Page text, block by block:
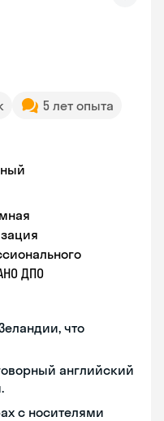
5 лет опыта
ДПО
что
английский
с носителями